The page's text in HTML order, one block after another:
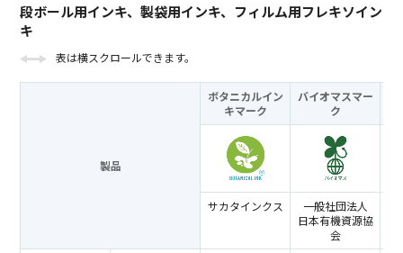
段ボール用インキ、製袋用インキ、フィルム用フレキソイン
キ
表は横スクロールできます。
製品
ボタニカルイン
キマーク
バイオマスマー
ク
サカタインクス
一般社団法人
日本有機資源協
会